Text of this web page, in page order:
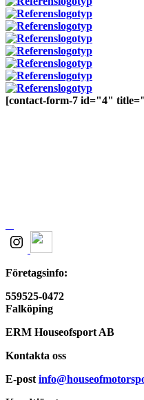
[contact-form-7 id="4"
Företagsinfo:
559525-0472
Falköping
ERM Houseofsport AB
Kontakta oss
E-post